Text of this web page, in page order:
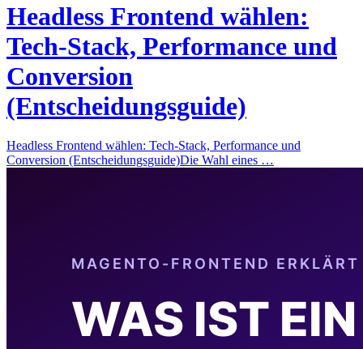
Headless Frontend wählen:
Tech-Stack, Performance und
Conversion
(Entscheidungsguide)
Headless Frontend wählen: Tech-Stack, Performance und
Conversion (Entscheidungsguide)Die Wahl eines …